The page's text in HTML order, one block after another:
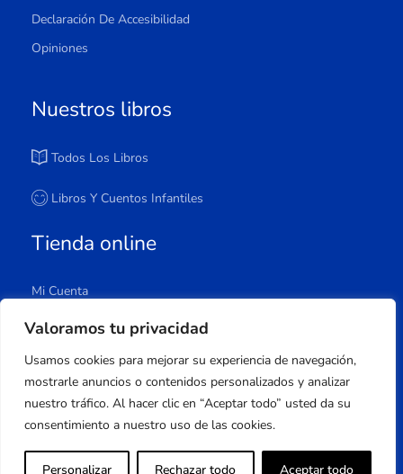
Valoramos tu privacidad
Usamos cookies para mejorar su experiencia de navegación,
mostrarle anuncios o contenidos personalizados y analizar
nuestro tráfico. Al hacer clic en “Aceptar todo” usted da su
consentimiento a nuestro uso de las cookies.
Personalizar Rechazar todo Aceptar todo
Declaración De Accesibilidad
Opiniones
Nuestros libros
Todos Los Libros
Libros Y Cuentos Infantiles
Tienda online
Mi Cuenta
Carrito
Lista De Deseos
Copyright © 2023 Apuleyo Ediciones | Desarrollo